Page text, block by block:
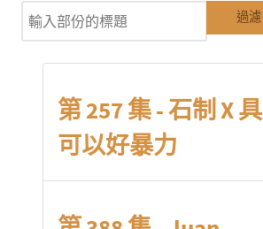
輸入部份的標題 過濾
第 257 集 - 石制 X 具
可以好暴力